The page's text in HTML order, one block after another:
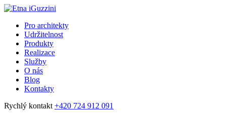
Pro architekty
Udržitelnost
Produkty
Realizace
Služby
O nás
Blog
Kontakty
Rychlý kontakt +420 724 912 091